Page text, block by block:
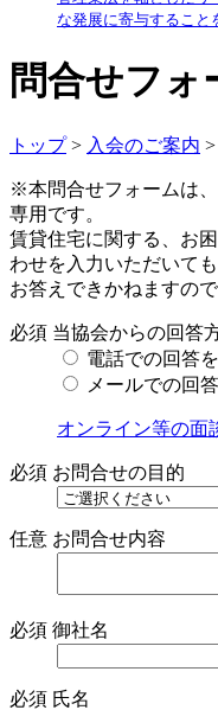
な発展に寄与すること
問合せフォ
トップ> 入会のご案内
※本問合せフォームは
専用です。
賃貸住宅に関する、お
わせを入力いただいても
お答えできかねますの
必須 当協会からの回答
電話での回答
メールでの回
オンライン等の面
必須 お問合せの目的
任意 お問合せ内容
必須 御社名
必須 氏名